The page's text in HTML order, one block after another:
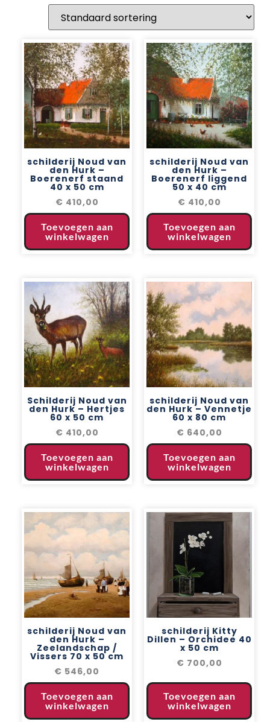
schilderij Noud van
den Hurk –
Boerenerf staand
40 x 50 cm
€ 410,00
Toevoegen aan
winkelwagen
schilderij Noud van
den Hurk –
Boerenerf liggend
50 x 40 cm
€ 410,00
Toevoegen aan
winkelwagen
Schilderij Noud van
den Hurk – Hertjes
60 x 50 cm
€ 410,00
Toevoegen aan
winkelwagen
schilderij Noud van
den Hurk – Vennetje
60 x 80 cm
€ 640,00
Toevoegen aan
winkelwagen
schilderij Noud van
den Hurk –
Zeelandschap /
Vissers 70 x 50 cm
€ 546,00
Toevoegen aan
winkelwagen
schilderij Kitty
Dillen – Orchidee 40
x 50 cm
€ 700,00
Toevoegen aan
winkelwagen